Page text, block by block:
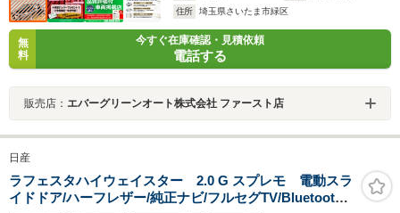
住所
埼玉県さいたま市緑区
無
料
今すぐ在庫確認・見積依頼
電話する
販売店： エバーグリーンオート株式会社 ファースト店
日産
ラフェスタハイウェイスター 2.0 G スプレモ 電動スラ
イドドア/ハーフレザー/純正ナビ/フルセグTV/Bluetooth/